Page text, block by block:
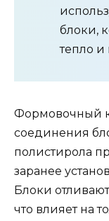
блоки,
тепло и
Формовочный
соединения
полистирола
заранее
Блоки
что влияет на